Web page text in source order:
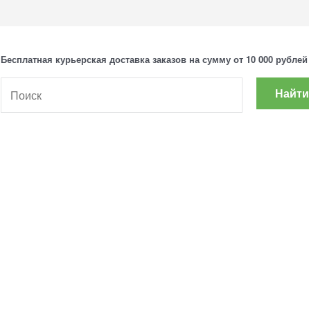
Бесплатная курьерская доставка заказов на сумму от 10 000 рублей
Найти